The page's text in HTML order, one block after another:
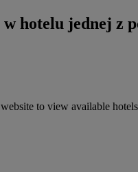
hotelu jednej z
to view available